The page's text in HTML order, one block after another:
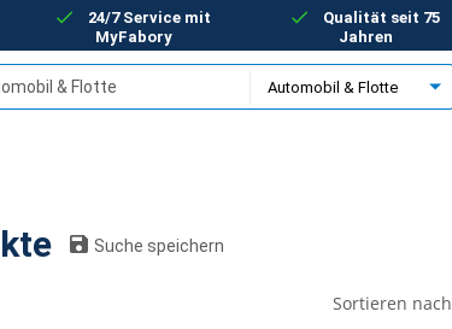
24/7 Service mit
MyFabory
Qualität seit 75
Jahren
Suche speichern
Sortieren nach